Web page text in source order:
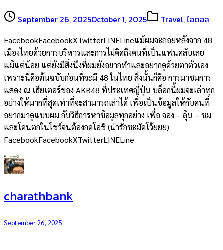
September 26, 2025October 1, 2025 Travel,ไอดอล
FacebookFacebookXTwitterLINELineแม้ผมจะถอยหลังจาก 48
เมืองไทยด้วยการบริหารและการไม่คิดถึงคนที่เป็นแฟนคลับเลย
แม้แต่น้อย แต่ยังมีสิ่งนึงที่ผมยังอยากทำและอยากดูด้วยตาตัวเอง
เพราะนี่คือต้นฉบับก่อนที่จะมี 48 ในไทย สิ่งนั้นก็คือ การมาชมการ
แสดง ณ เธียเตอร์ของ AKB48 ที่ประเทศญี่ปุ่น บล็อกนี้ผมจะเล่าทุก
อย่างให้มากที่สุดเท่าที่จะสามารถเล่าได้ เพื่อเป็นข้อมูลให้กับคนที่
อยากมาดูแบบผม กับวิธีการหาข้อมูลทุกอย่าง เพื่อ จอง – ลุ้น – ชม
และโดนตกในโชว์จนต้องกดโอชิ (น่ารักชะมัดโว้ยยย)
FacebookFacebookXTwitterLINELine
charathbank
September 26, 2025